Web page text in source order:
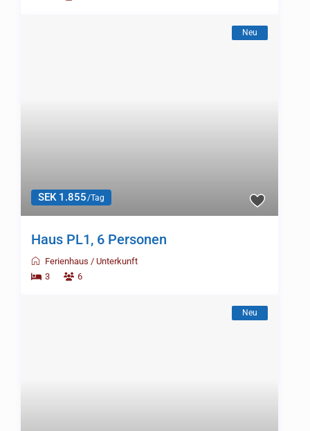
SEK 1.855/Tag
Neu
Haus PL1, 6 Personen
Ferienhaus /Unterkunft
3
6
Neu